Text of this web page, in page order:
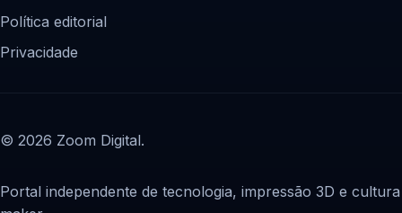
Política editorial
Privacidade
© 2026 Zoom Digital.
Portal independente de tecnologia, impressão 3D e cultura